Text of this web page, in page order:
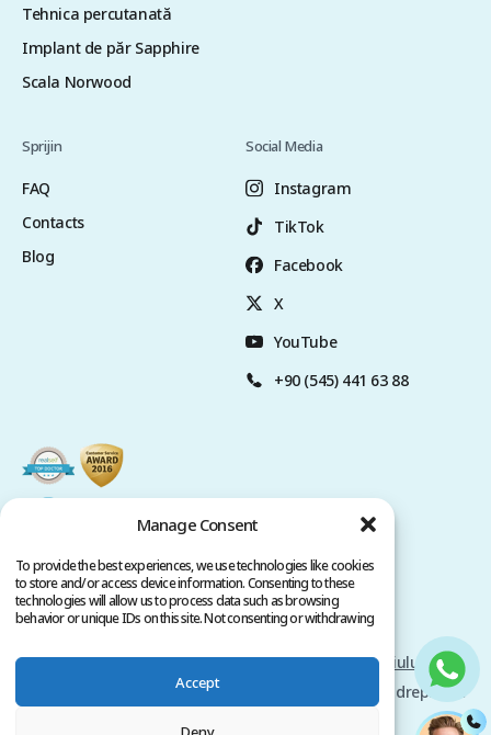
Manage Consent
To provide the best experiences, we use technologies like cookies
to store and/or access device information. Consenting to these
technologies will allow us to process data such as browsing
behavior or unique IDs on this site. Not consenting or withdrawing
Accept
Tehnica percutanată
Implant de păr Sapphire
Scala Norwood
Sprijin
FAQ
Contacts
Blog
Social Media
Instagram
TikTok
Facebook
X
YouTube
+90 (545) 441 63 88
Politica de confidențialitate
Termenii Serviciului
Drepturi de autor @ 2026 www.clinicana.com. Toate drepturile
rezervate.